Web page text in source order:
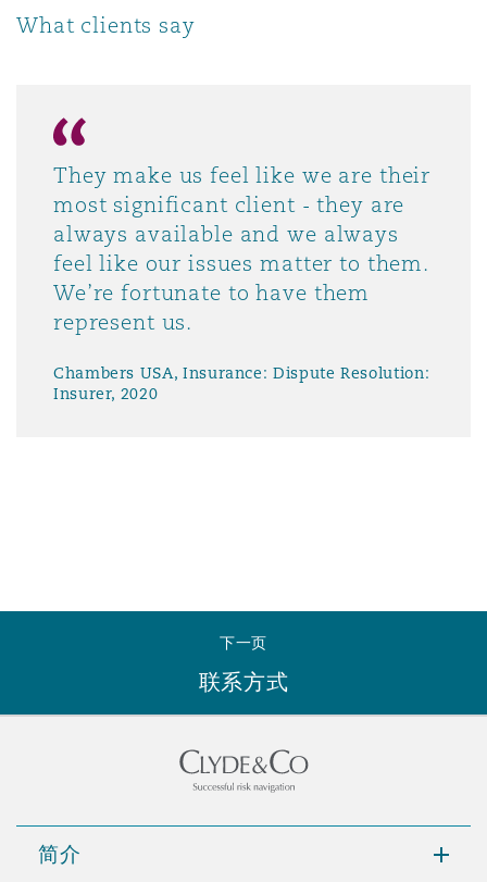
沙
What clients say
They make us feel like we are their
most significant client - they are
always available and we always
feel like our issues matter to them.
We’re fortunate to have them
represent us.
Chambers USA, Insurance: Dispute Resolution:
Insurer, 2020
下一页
联系方式
简介